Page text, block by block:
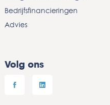
Bedrijfsfinancieringen
Advies
Volg ons